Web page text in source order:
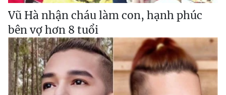
Vũ Hà nhận cháu làm con, hạnh phúc
bên vợ hơn 8 tuổi